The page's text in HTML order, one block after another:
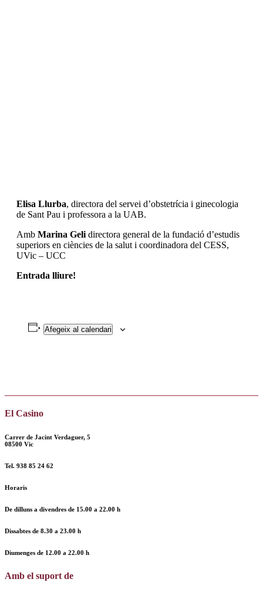
Elisa Llurba, directora del servei d’obstetrícia i ginecologia
de Sant Pau i professora a la UAB.
Amb Marina Geli directora general de la fundació d’estudis
superiors en ciències de la salut i coordinadora del CESS,
UVic – UCC
Entrada lliure!
Afegeix al calendari
El Casino
Carrer de Jacint Verdaguer, 5
08500 Vic
Tel. 938 85 24 62
Horaris
De dilluns a divendres de 15.00 a 22.00 h
Dissabtes de 8.30 a 23.00 h
Diumenges de 12.00 a 22.00 h
Amb el suport de